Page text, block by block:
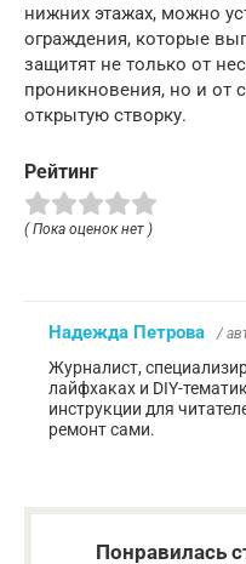
нижних этажах, можно
ограждения, которые
защитят не только от
проникновения, но и от
открытую створку.
Рейтинг
( Пока оценок нет )
Надежда Петрова /
Журналист,
лайфхаках и DIY-
инструкции для
ремонт сами.
Понравилась